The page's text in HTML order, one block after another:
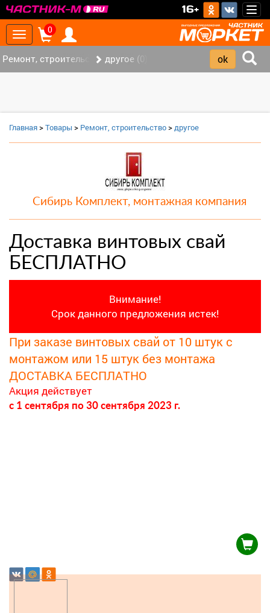
16+
Toggle
navigation
0
Ремонт, строительство (7)другое (0)
Главная>Товары > Ремонт, строительство>другое
Сибирь Комплект, монтажная компания
Доставка винтовых свай
БЕСПЛАТНО
Внимание!
Срок данного предложения истек!
При заказе винтовых свай от 10 штук с
монтажом или 15 штук без монтажа
ДОСТАВКА БЕСПЛАТНО
Акция действует
c 1 сентября по 30 сентября 2023 г.